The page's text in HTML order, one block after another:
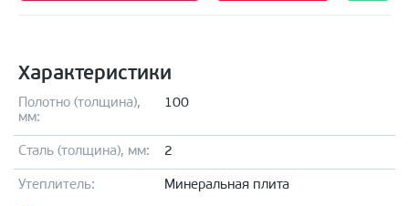
Характеристики
Полотно (толщина),
мм:
100
Сталь (толщина), мм: 2
Утеплитель: Минеральная плита